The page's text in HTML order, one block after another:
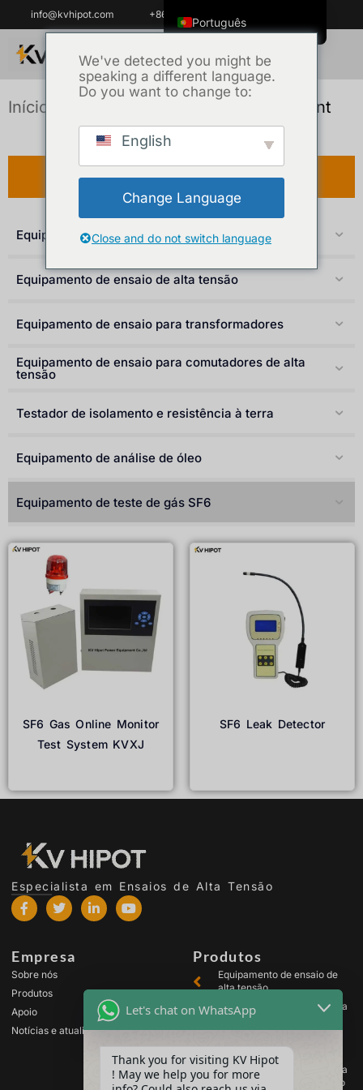
info@kvhipot.com +86 18062060691
Início / SF6 Gas Test Equipment
Produto
Equipamento de teste de baterias
Equipamento de ensaio de alta tensão
Equipamento de ensaio para transformadores
Equipamento de ensaio para comutadores de alta
tensão
Testador de isolamento e resistência à terra
Equipamento de análise de óleo
Equipamento de teste de gás SF6
SF6 Gas Online Monitor
Test System KVXJ
SF6 Leak Detector
Especialista em Ensaios de Alta Tensão
Empresa
Sobre nós
Produtos
Apoio
Notícias e atualizações
Produtos
Equipamento de ensaio de
alta tensão
Equipamento de ensaio para
transformadores
Equipamento de ensaio para
comutadores de alta tensão
We've detected you might be
speaking a different language.
Do you want to change to:
English
Change Language
Close and do not switch language
Português
ไทย
Tiếng Việt
العربية
Español
한국어
Español de Colombia
Türkçe
Polski
Svenska
O‘zbekcha
Bahasa Indonesia
Let's chat on WhatsApp
Thank you for visiting KV Hipot
! May we help you for more